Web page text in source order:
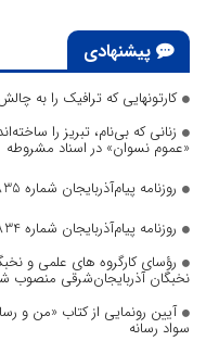
پیشنهادی
کارتونهایی که ترافیک را به
زنانی که بی‌نام، تبریز را
«عموم نسوان» در اسناد مشروطه
روزنامه پیام‌آذربایجان شماره 2835
روزنامه پیام‌آذربایجان شماره 2834
رؤسای کارگروه های علمی و
نخبگان آذربایجان‌شرقی منصوب
آیین رونمایی از کتاب «من و
سواد رسانه